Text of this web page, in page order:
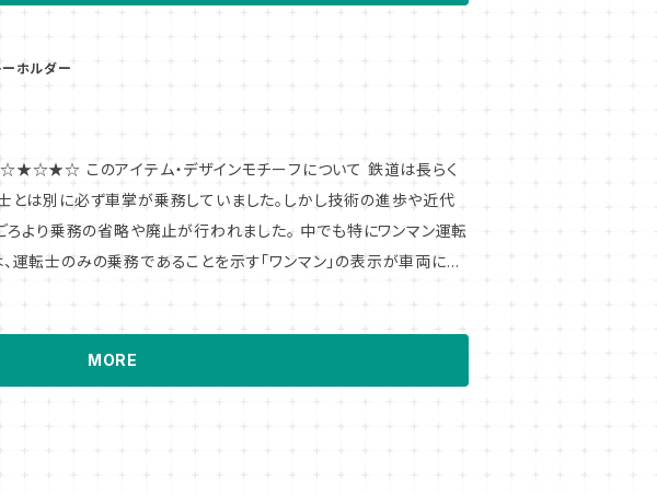
ホルダー
テム・デザインモチーフについて 鉄道は長らく
とは別に必ず車掌が乗務していました。しかし技術の進歩や近代
より乗務の省略や廃止が行われました。 中でも特にワンマン運転
運転士のみの乗務であることを示す「ワンマン」の表示が車両に掲
MORE